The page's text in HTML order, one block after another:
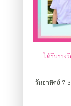
ได้รับราง
วันอาทิตย์ ที่